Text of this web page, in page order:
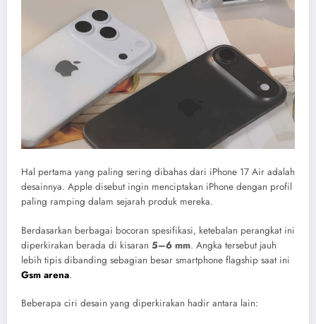
Hal pertama yang paling sering dibahas dari iPhone 17 Air adalah
desainnya. Apple disebut ingin menciptakan iPhone dengan profil
paling ramping dalam sejarah produk mereka.
Berdasarkan berbagai bocoran spesifikasi, ketebalan perangkat ini
diperkirakan berada di kisaran 5–6 mm. Angka tersebut jauh
lebih tipis dibanding sebagian besar smartphone flagship saat ini
Gsm arena.
Beberapa ciri desain yang diperkirakan hadir antara lain: